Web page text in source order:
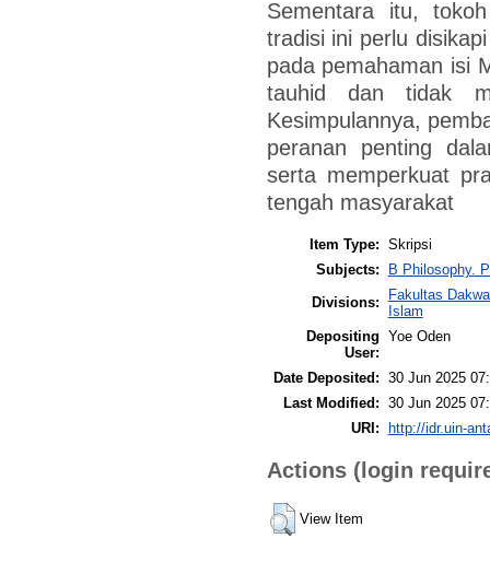
Sementara itu,
tradisi ini perlu
pada pemahaman isi
tauhid dan tidak
Kesimpulannya,
peranan penting
serta memperkuat
tengah masyarakat
Item Type: Skripsi
Subjects:
B Philosophy.
Divisions:
Fakultas
Islam
Depositing
User:
Yoe Oden
Date Deposited: 30 Jun 2025
Last Modified: 30 Jun 2025
URI: http://idr.uin-
Actions (login
View Item